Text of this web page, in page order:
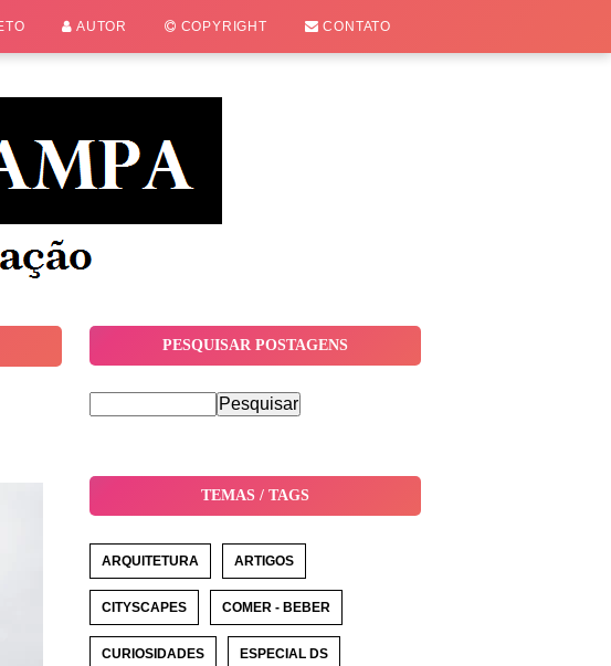
AUTOR COPYRIGHT CONTATO
PESQUISAR POSTAGENS
TEMAS / TAGS
ARQUITETURA ARTIGOS
CITYSCAPES COMER - BEBER
CURIOSIDADES ESPECIAL DS